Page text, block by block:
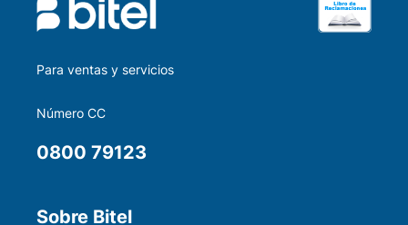
Para ventas y servicios
Número CC
0800 79123
Sobre Bitel